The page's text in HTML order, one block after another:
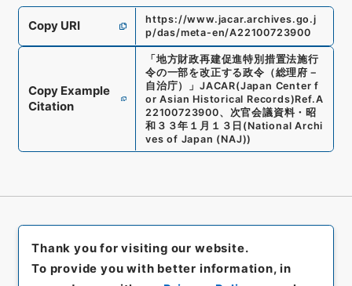
Copy URI
https://www.jacar.archives.go.j
p/das/meta-en/A22100723900
Copy Example
Citation
「地方財政再建促進特別措置法施行
令の一部を改正する政令（総理府－
自治庁）
」 JACAR(Japan Center f
or Asian Historical Records)Ref.A
22100723900、 次官会議資料・昭
和３３年１月１３日 (National Archi
ves of Japan (NAJ))
Thank you for visiting our website.
To provide you with better information, in